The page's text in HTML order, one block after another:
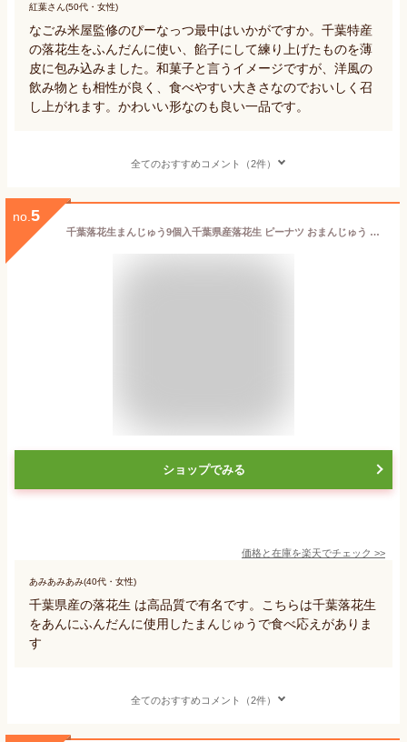
紅葉さん(50代・女性)
なごみ米屋監修のぴーなっつ最中はいかがですか。千葉特産
の落花生をふんだんに使い、餡子にして練り上げたものを薄
皮に包み込みました。和菓子と言うイメージですが、洋風の
飲み物とも相性が良く、食べやすい大きさなのでおいしく召
し上がれます。かわいい形なのも良い一品です。
全てのおすすめコメント（2件）
no. 5
千葉落花生まんじゅう9個入千葉県産落花生 ピーナツ おまんじゅう 饅頭 和菓子 お土産 ご自宅用 和菓子
ショップでみる
価格と在庫を楽天でチェック >>
あみあみあみ(40代・女性)
千葉県産の落花生 は高品質で有名です。こちらは千葉落花生
をあんにふんだんに使用したまんじゅうで食べ応えがありま
す
全てのおすすめコメント（2件）